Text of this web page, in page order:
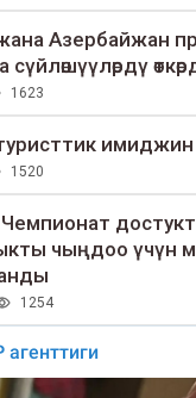
Азербайжан
1623
имиджин
1520
чыңдоо үчүн
1254